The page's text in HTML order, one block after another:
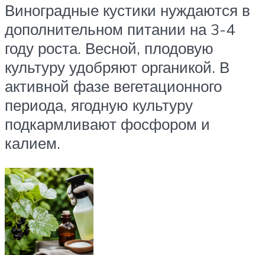
Виноградные кустики нуждаются в
дополнительном питании на 3-4
году роста. Весной, плодовую
культуру удобряют органикой. В
активной фазе вегетационного
периода, ягодную культуру
подкармливают фосфором и
калием.